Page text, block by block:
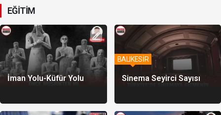
EĞİTİM
İman Yolu-Küfür Yolu Sinema Seyirci Sayısı
BALIKESİR